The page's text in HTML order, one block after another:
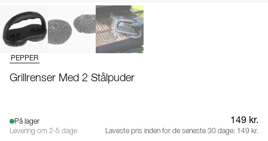
PEPPER
Grillrenser Med 2 Stålpuder
På lager
Levering om 2-5 dage
149 kr.
Laveste pris inden for de seneste 30 dage: 149 kr.